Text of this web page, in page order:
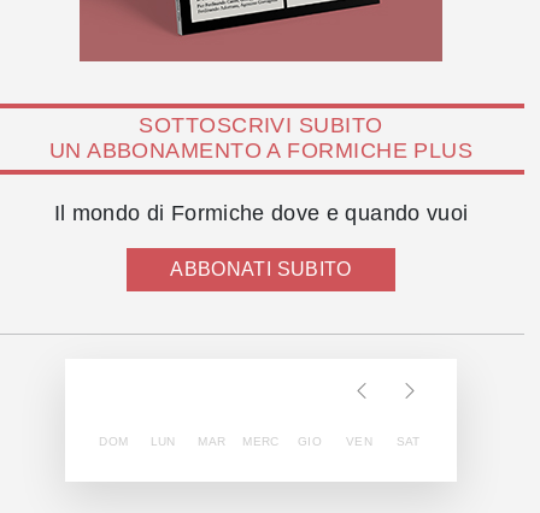
SOTTOSCRIVI SUBITO
UN ABBONAMENTO A FORMICHE PLUS
Il mondo di Formiche dove e quando vuoi
ABBONATI SUBITO
DOM LUN MAR MERC GIO VEN SAT